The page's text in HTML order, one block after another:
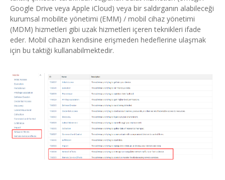
Google Drive veya Apple iCloud) veya bir saldırganın alabileceği
kurumsal mobilite yönetimi (EMM) / mobil cihaz yönetimi
(MDM) hizmetleri gibi uzak hizmetleri içeren teknikleri ifade
eder. Mobil cihazın kendisine erişmeden hedeflerine ulaşmak
için bu taktiği kullanabilmektedir.